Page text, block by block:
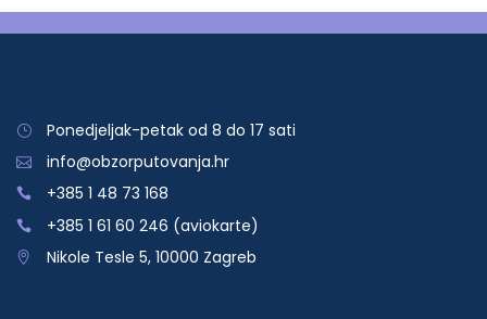
Ponedjeljak-petak od 8 do 17 sati
info@obzorputovanja.hr
+385 1 48 73 168
+385 1 61 60 246 (aviokarte)
Nikole Tesle 5, 10000 Zagreb